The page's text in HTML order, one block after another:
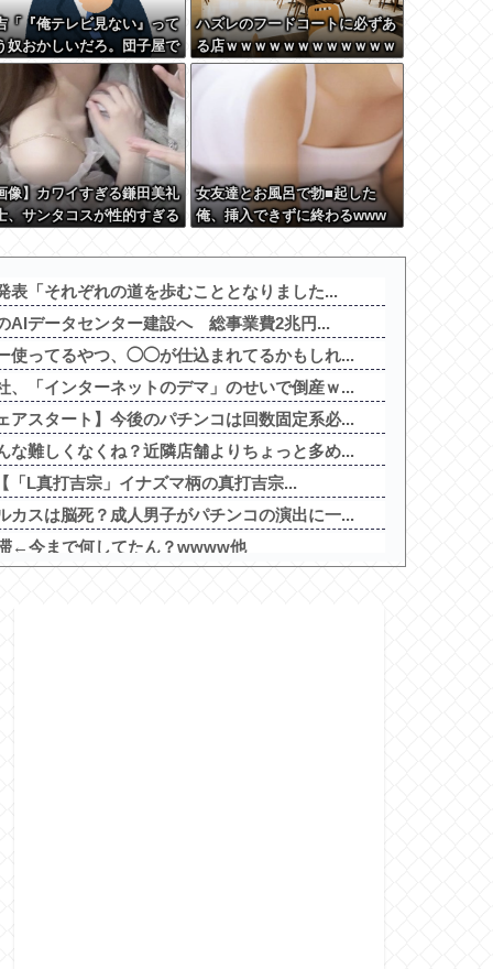
「『俺テレビ見ない』って
奴おかしいだろ。団子屋で
子食べない』って言う
ハズレのフードコートに必ずあ
る店ｗｗｗｗｗｗｗｗｗｗｗｗ
像】カワイすぎる鎌田美礼
、サンタコスが性的すぎる
女友達とお風呂で勃■起した
俺、挿入できずに終わるwww
表「それぞれの道を歩むこととなりました...
AIデータセンター建設へ 総事業費2兆円...
使ってるやつ、◯◯が仕込まれてるかもしれ...
、「インターネットのデマ」のせいで倒産ｗ...
アスタート】今後のパチンコは回数固定系必...
な難しくなくね？近隣店舗よりちょっと多め...
「L真打吉宗」イナズマ柄の真打吉宗...
カスは脳死？成人男子がパチンコの演出に一...
←今まで何してたん？wwww他